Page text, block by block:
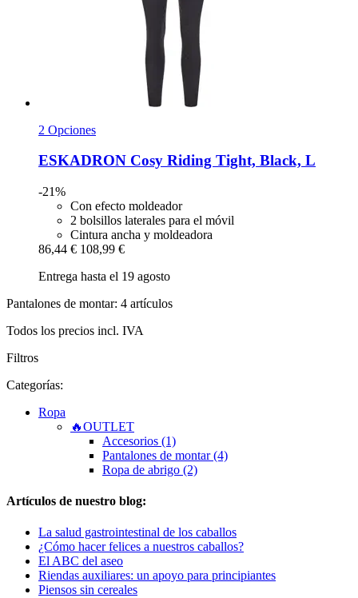
2 Opciones
ESKADRON Cosy Riding Tight, Black, L
-21%
Con efecto moldeador
2 bolsillos laterales para el móvil
Cintura ancha y moldeadora
86,44 € 108,99 €
Entrega hasta el 19 agosto
Pantalones de montar: 4 artículos
Todos los precios incl. IVA
Filtros
Categorías:
Ropa
🔥OUTLET
Accesorios (1)
Pantalones de montar (4)
Ropa de abrigo (2)
Artículos de nuestro blog:
La salud gastrointestinal de los caballos
¿Cómo hacer felices a nuestros caballos?
El ABC del aseo
Riendas auxiliares: un apoyo para principiantes
Piensos sin cereales